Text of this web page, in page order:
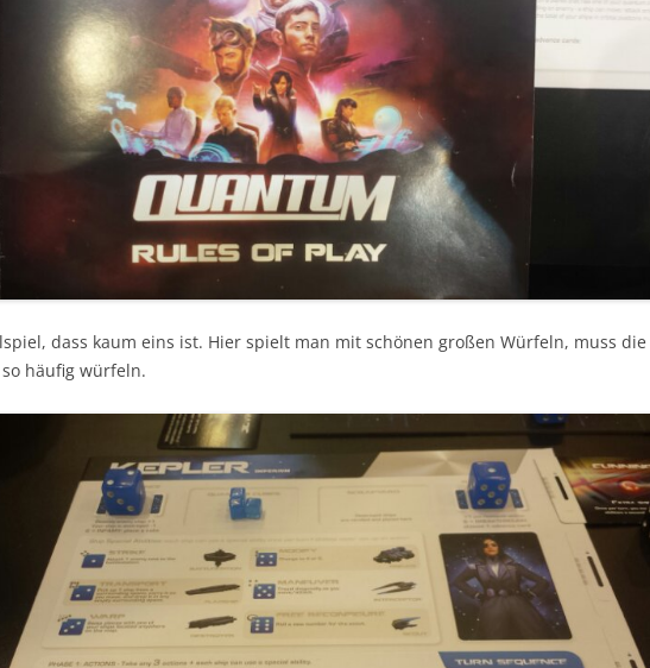
dass kaum eins ist. Hier spielt man mit schönen großen Würfeln, muss die
häufig würfeln.